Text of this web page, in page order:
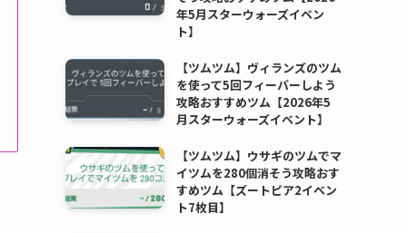
年5月スターウォーズイベン
ト】
【ツムツム】ヴィランズのツム
を使って5回フィーバーしよう
攻略おすすめツム【2026年5
月スターウォーズイベント】
【ツムツム】ウサギのツムでマ
イツムを280個消そう攻略おす
すめツム【ズートピア2イベン
ト7枚目】